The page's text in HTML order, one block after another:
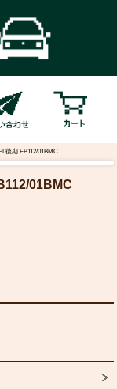
後期 FB112/01BMC
01BMC